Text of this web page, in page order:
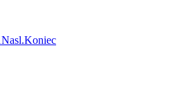
Nasl.Koniec